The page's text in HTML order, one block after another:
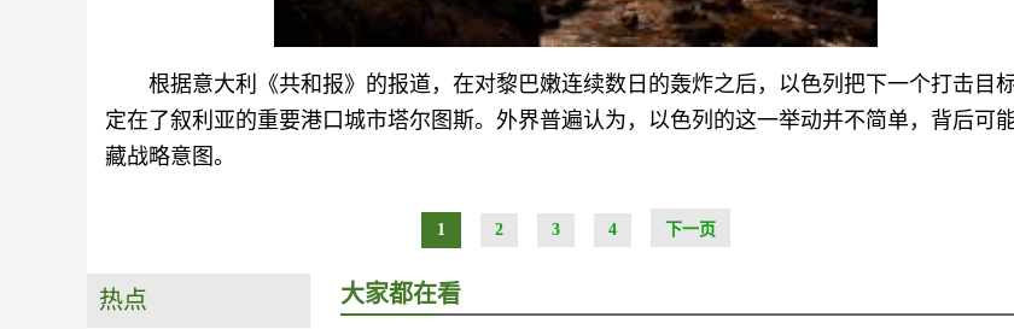
根据意大利《共和报》的报道，在对黎巴嫩连续数日的轰炸之后，以色列把下一个打击目
定在了叙利亚的重要港口城市塔尔图斯。外界普遍认为，以色列的这一举动并不简单，背后可
藏战略意图。
1 2 3 4 下一页
热点 大家都在看